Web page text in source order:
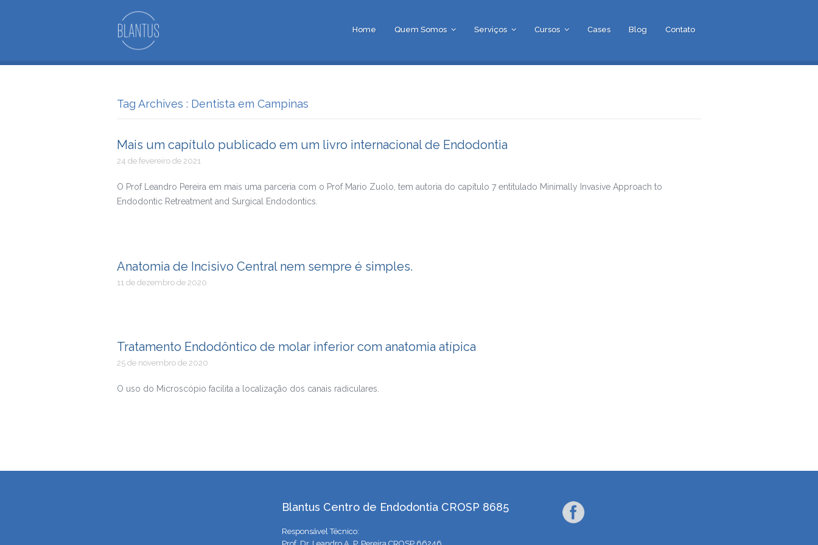
Home Quem Somos Serviços Cursos Cases Blog Contato
Tag Archives : Dentista em Campinas
Mais um capítulo publicado em um livro internacional de Endodontia
24 de fevereiro de 2021
O Prof Leandro Pereira em mais uma parceria com o Prof Mario Zuolo, tem autoria do capítulo 7 entitulado Minimally Invasive Approach to
Endodontic Retreatment and Surgical Endodontics.
Anatomia de Incisivo Central nem sempre é simples.
11 de dezembro de 2020
Tratamento Endodôntico de molar inferior com anatomia atípica
25 de novembro de 2020
O uso do Microscópio facilita a localização dos canais radiculares.
Blantus Centro de Endodontia CROSP 8685
Responsável Técnico: